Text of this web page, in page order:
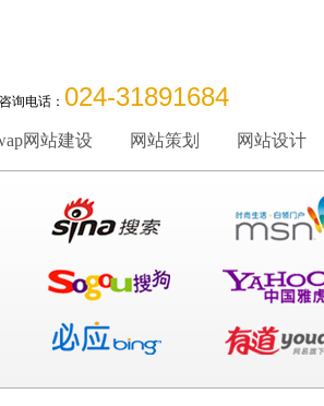
咨询电话： 024-31891684
网站建设 网站策划 网站设计